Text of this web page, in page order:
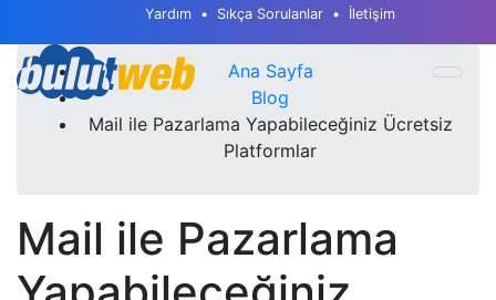
Yardım Sıkça Sorulanlar İletişim
Ana Sayfa
Blog
Mail ile Pazarlama Yapabileceğiniz Ücretsiz
Platformlar
Mail ile Pazarlama